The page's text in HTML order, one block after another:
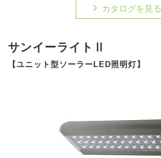
カタログを見る
サンイーライトⅡ
【ユニット型ソーラーLED照明灯】